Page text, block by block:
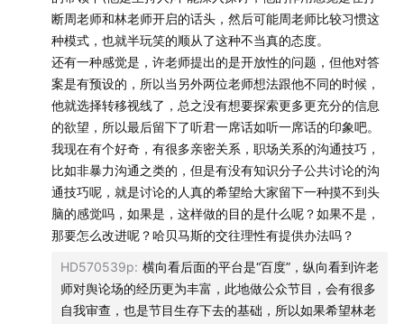
林垚
周轶君
林垚
许子东
林垚
许子东
断周老师和林老师开启的话头，然后可能周老师比较习惯这
种模式，也就半玩笑的顺从了这种不当真的态度。
还有一种感觉是，许老师提出的是开放性的问题，但他对答
案是有预设的，所以当另外两位老师想法跟他不同的时候，
他就选择转移视线了，总之没有想要探索更多更充分的信息
的欲望，所以最后留下了听君一席话如听一席话的印象吧。
我现在有个好奇，有很多亲密关系，职场关系的沟通技巧，
比如非暴力沟通之类的，但是有没有知识分子公共讨论的沟
通技巧呢，就是讨论的人真的希望给大家留下一种摸不到头
脑的感觉吗，如果是，这样做的目的是什么呢？如果不是，
那要怎么改进呢？哈贝马斯的交往理性有提供办法吗？
HD570539p: 横向看后面的平台是“百度”，纵向看到许老
师对舆论场的经历更为丰富，此地做公众节目，会有很多
自我审查，也是节目生存下去的基础，所以如果希望林老